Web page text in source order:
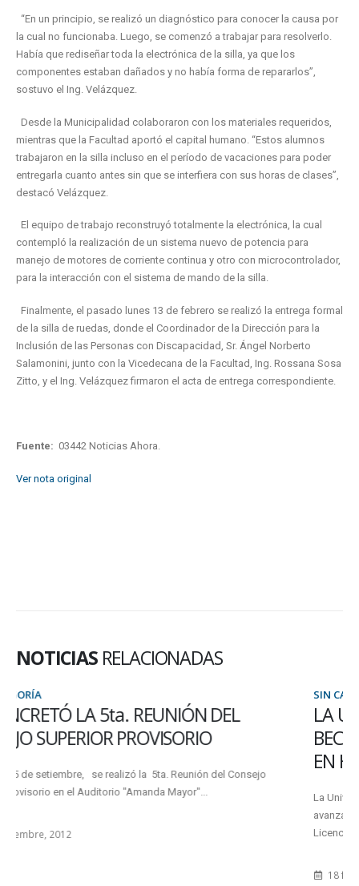
“En un principio, se realizó un diagnóstico para conocer la causa por
la cual no funcionaba. Luego, se comenzó a trabajar para resolverlo.
Había que rediseñar toda la electrónica de la silla, ya que los
componentes estaban dañados y no había forma de repararlos”,
sostuvo el Ing. Velázquez.
Desde la Municipalidad colaboraron con los materiales requeridos,
mientras que la Facultad aportó el capital humano. “Estos alumnos
trabajaron en la silla incluso en el período de vacaciones para poder
entregarla cuanto antes sin que se interfiera con sus horas de clases”,
destacó Velázquez.
El equipo de trabajo reconstruyó totalmente la electrónica, la cual
contempló la realización de un sistema nuevo de potencia para
manejo de motores de corriente continua y otro con microcontrolador,
para la interacción con el sistema de mando de la silla.
Finalmente, el pasado lunes 13 de febrero se realizó la entrega formal
de la silla de ruedas, donde el Coordinador de la Dirección para la
Inclusión de las Personas con Discapacidad, Sr. Ángel Norberto
Salamonini, junto con la Vicedecana de la Facultad, Ing. Rossana Sosa
Zitto, y el Ing. Velázquez firmaron el acta de entrega correspondiente.
Fuente: 03442 Noticias Ahora.
Ver nota original
NOTICIAS RELACIONADAS
SIN CATEGORÍA
LA UADER POSEE UNA PLAZA PARA UNA
BECA EN UN SEMINARIO DE POSGRADO
La Universidad Autónoma de Entre Ríos (UADER) ofrece a estudiantes
Licenciatura),...